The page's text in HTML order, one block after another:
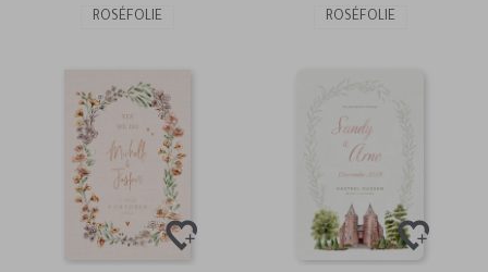
ROSÉFOLIE ROSÉFOLIE